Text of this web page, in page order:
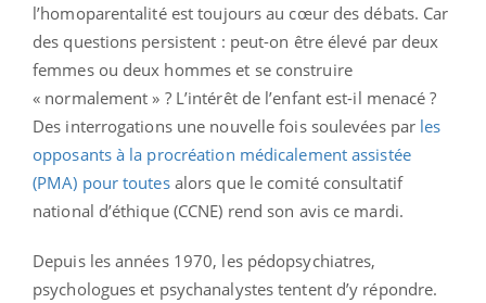
l’homoparentalité est toujours au cœur des débats. Car
des questions persistent : peut-on être élevé par deux
femmes ou deux hommes et se construire
« normalement » ? L’intérêt de l’enfant est-il menacé ?
Des interrogations une nouvelle fois soulevées par les
opposants à la procréation médicalement assistée
(PMA) pour toutesalors que le comité consultatif
national d’éthique (CCNE) rend son avis ce mardi.
Depuis les années 1970, les pédopsychiatres,
psychologues et psychanalystes tentent d’y répondre.